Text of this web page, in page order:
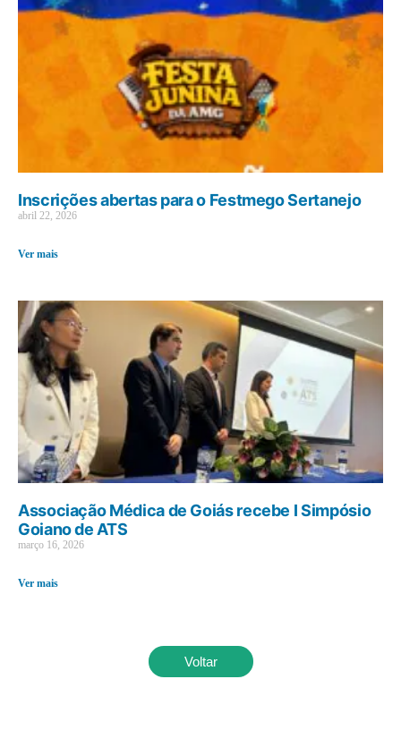
Inscrições abertas para o Festmego Sertanejo
abril 22, 2026
Ver mais
Associação Médica de Goiás recebe I Simpósio
Goiano de ATS
março 16, 2026
Ver mais
Voltar